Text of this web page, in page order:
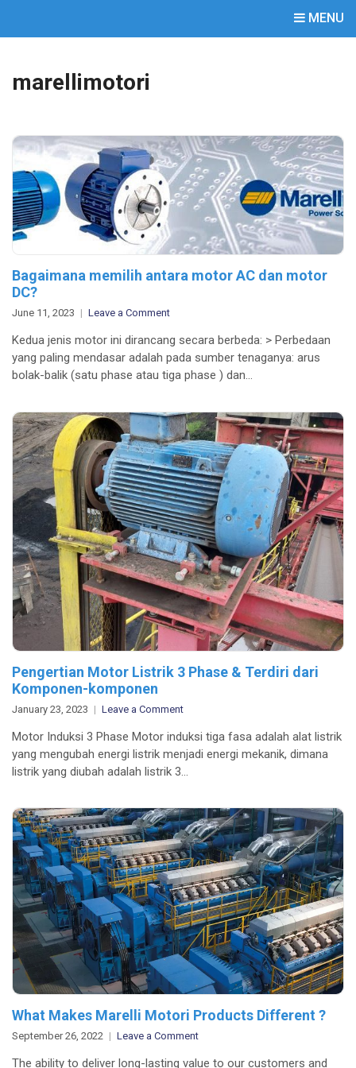
MENU
marellimotori
Bagaimana memilih antara motor AC dan motor
DC?
June 11, 2023 Leave a Commenton
memilih
antara
motor
dan
motor
DC?
Kedua jenis motor ini dirancang secara berbeda: > Perbedaan
yang paling mendasar adalah pada sumber tenaganya: arus
bolak-balik (satu phase atau tiga phase ) dan…
Pengertian Motor Listrik 3 Phase & Terdiri dari
Komponen-komponen
January 23, 2023 Leave a Commenton
Motor
Listrik
3
&
Terdiri
dari
Komponen-
komponen
Motor Induksi 3 Phase Motor induksi tiga fasa adalah alat listrik
yang mengubah energi listrik menjadi energi mekanik, dimana
listrik yang diubah adalah listrik 3…
What Makes Marelli Motori Products Different ?
September 26, 2022 Leave a Commenton
The ability to deliver long-lasting value to our customers and